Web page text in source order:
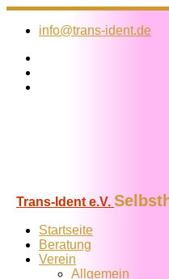
Zum
Inhalt
info@trans-ident.de
Trans-Ident e.V.
Startseite
Beratung
Verein
Allgemein